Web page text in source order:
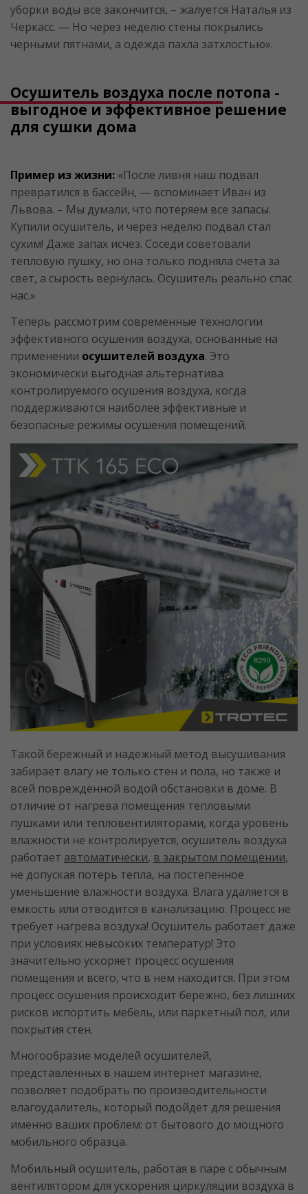
уборки воды все закончится, – жалуется Наталья из
Черкасс. — Но через неделю стены покрылись
черными пятнами, а одежда пахла затхлостью».
Осушитель воздуха после потопа -
выгодное и эффективное решение
для сушки дома
Пример из жизни: «После ливня наш подвал
превратился в бассейн, — вспоминает Иван из
Львова. – Мы думали, что потеряем все запасы.
Купили осушитель, и через неделю подвал стал
сухим! Даже запах исчез. Соседи советовали
тепловую пушку, но она только подняла счета за
свет, а сырость вернулась. Осушитель реально спас
нас.»
Теперь рассмотрим современные технологии
эффективного осушения воздуха, основанные на
применении осушителей воздуха. Это
экономически выгодная альтернатива
контролируемого осушения воздуха, когда
поддерживаются наиболее эффективные и
безопасные режимы осушения помещений.
Такой бережный и надежный метод высушивания
забирает влагу не только стен и пола, но также и
всей поврежденной водой обстановки в доме. В
отличие от нагрева помещения тепловыми
пушками или тепловентиляторами, когда уровень
влажности не контролируется, осушитель воздуха
работает автоматически, в закрытом помещении,
не допуская потерь тепла, на постепенное
уменьшение влажности воздуха. Влага удаляется в
емкость или отводится в канализацию. Процесс не
требует нагрева воздуха! Осушитель работает даже
при условиях невысоких температур! Это
значительно ускоряет процесс осушения
помещения и всего, что в нем находится. При этом
процесс осушения происходит бережно, без лишних
рисков испортить мебель, или паркетный пол, или
покрытия стен.
Многообразие моделей осушителей,
представленных в нашем интернет магазине,
позволяет подобрать по производительности
влагоудалитель, который подойдет для решения
именно ваших проблем: от бытового до мощного
мобильного образца.
Мобильный осушитель, работая в паре с обычным
вентилятором для ускорения циркуляции воздуха в